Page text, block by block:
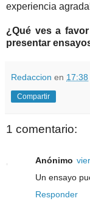
experiencia
¿Qué ves a
presentar
Redaccion en 17:38
Compartir
1 comentario:
Anónimo
Un ensayo
Responder